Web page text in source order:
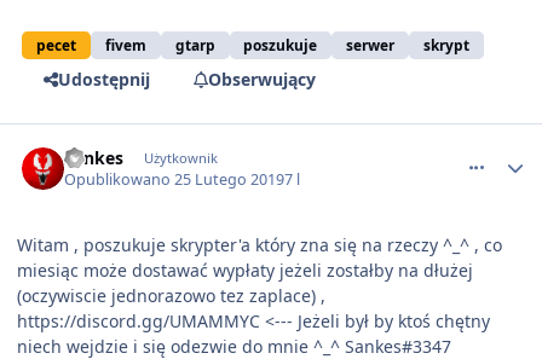
pecet fivem gtarp poszukuje serwer skrypt
Udostępnij Obserwujący
Sankes Użytkownik
Opublikowano25 Lutego 20197 l
Witam , poszukuje skrypter'a który zna się na rzeczy ^_^ , co
miesiąc może dostawać wypłaty jeżeli zostałby na dłużej
(oczywiscie jednorazowo tez zaplace) ,
https://discord.gg/UMAMMYC <--- Jeżeli był by ktoś chętny
niech wejdzie i się odezwie do mnie ^_^ Sankes#3347